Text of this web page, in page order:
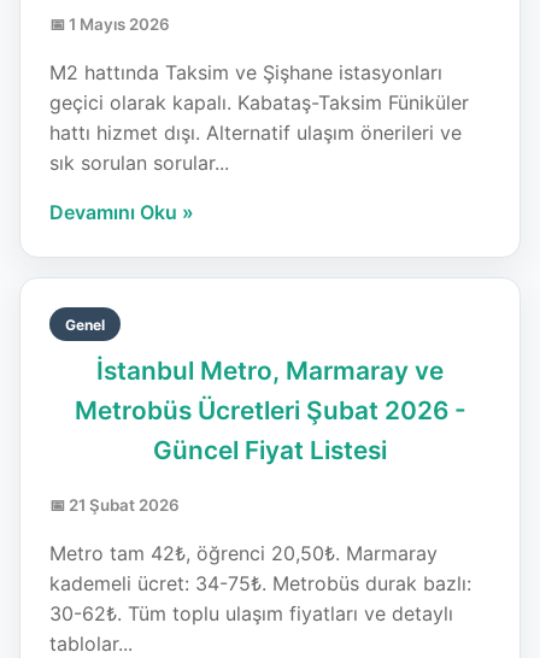
📅 1 Mayıs 2026
M2 hattında Taksim ve Şişhane istasyonları
geçici olarak kapalı. Kabataş-Taksim Füniküler
hattı hizmet dışı. Alternatif ulaşım önerileri ve
sık sorulan sorular...
Devamını Oku »
Genel
İstanbul Metro, Marmaray ve
Metrobüs Ücretleri Şubat 2026 -
Güncel Fiyat Listesi
📅 21 Şubat 2026
Metro tam 42₺, öğrenci 20,50₺. Marmaray
kademeli ücret: 34-75₺. Metrobüs durak bazlı:
30-62₺. Tüm toplu ulaşım fiyatları ve detaylı
tablolar...